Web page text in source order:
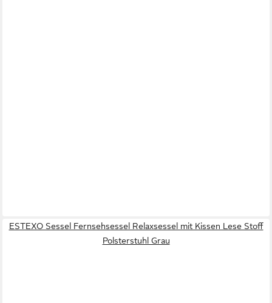
ESTEXO Sessel Fernsehsessel Relaxsessel mit Kissen Lese Stoff
Polsterstuhl Grau